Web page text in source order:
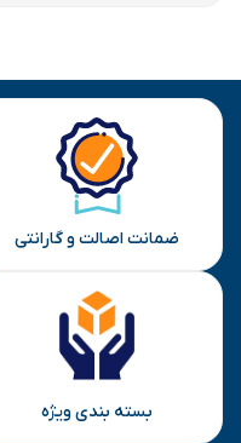
ضمانت اصالت و گارانتی
بسته بندی ویژه